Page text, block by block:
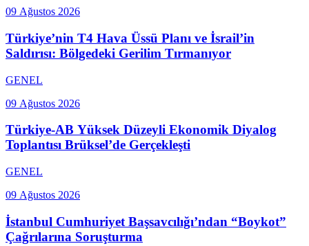
09 Ağustos 2026
Türkiye’nin T4 Hava Üssü Planı ve İsrail’in
Saldırısı: Bölgedeki Gerilim Tırmanıyor
GENEL
09 Ağustos 2026
Türkiye-AB Yüksek Düzeyli Ekonomik Diyalog
Toplantısı Brüksel’de Gerçekleşti
GENEL
09 Ağustos 2026
İstanbul Cumhuriyet Başsavcılığı’ndan “Boykot”
Çağrılarına Soruşturma